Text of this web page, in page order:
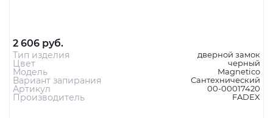
2 606 руб.
Тип изделия дверной замок
Цвет черный
Модель Magnetico
Вариант запирания Сантехнический
Артикул 00-00017420
Производитель FADEX